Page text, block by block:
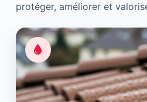
protéger, améliorer et